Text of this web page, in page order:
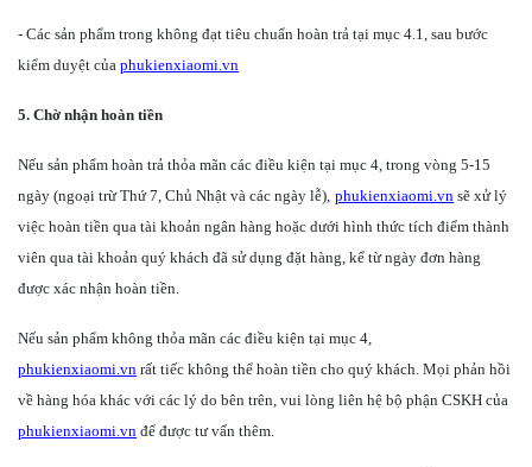
- Các sản phẩm trong không đạt tiêu chuẩn hoàn trả tại mục 4.1, sau bước
kiểm duyệt của phukienxiaomi.vn
5. Chờ nhận hoàn tiền
Nếu sản phẩm hoàn trả thỏa mãn các điều kiện tại mục 4, trong vòng 5-15
ngày (ngoại trừ Thứ 7, Chủ Nhật và các ngày lễ), phukienxiaomi.vn sẽ xử lý
việc hoàn tiền qua tài khoản ngân hàng hoặc dưới hình thức tích điểm thành
viên qua tài khoản quý khách đã sử dụng đặt hàng, kể từ ngày đơn hàng
được xác nhận hoàn tiền.
Nếu sản phẩm không thỏa mãn các điều kiện tại mục 4,
phukienxiaomi.vn rất tiếc không thể hoàn tiền cho quý khách. Mọi phản hồi
về hàng hóa khác với các lý do bên trên, vui lòng liên hệ bộ phận CSKH của
phukienxiaomi.vn để được tư vấn thêm.